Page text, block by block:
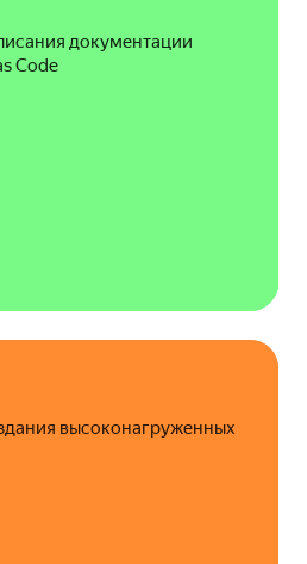
документации
Code
высоконагруженных